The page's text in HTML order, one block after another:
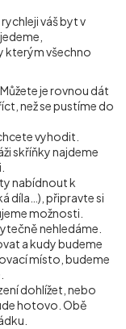
váš byt v
kterým všechno
je rovnou dát
než se pustíme do
vyhodit.
skříňky najdeme
nabídnout k
díla…), připravte si
možnosti.
nehledáme.
a kudy budeme
místo, budeme
dohlížet, nebo
hotovo. Obě